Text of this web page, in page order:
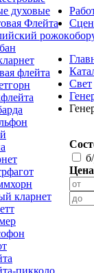
духовые
Флейта
рожок
флейта
кларнет
пикколо
Свет
Цена